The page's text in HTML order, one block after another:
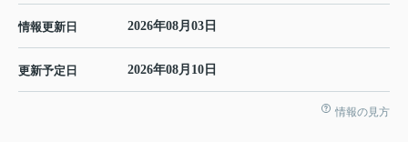
情報更新日 2026年08月03日
更新予定日 2026年08月10日
情報の見方